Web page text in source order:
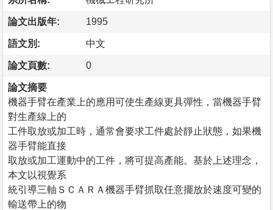
論文出版年: 1995
語文別: 中文
論文頁數: 0
論文摘要
機器手臂在產業上的應用可使生產線更具彈性，當機器手臂
對生產線上的
工件取放或加工時，通常會要求工件處於靜止狀態，如果機
器手臂能直接
取放或加工運動中的工件，將可提高產能。基於上述理念，
本文以視覺系
統引導三軸ＳＣＡＲＡ機器手臂抓取任意擺放於速度可變的
輸送帶上的物